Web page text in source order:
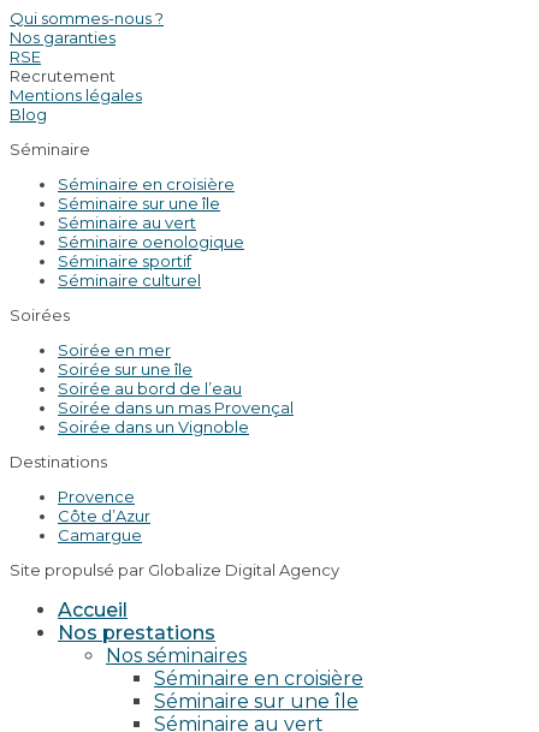
Qui sommes-nous ?
Nos garanties
RSE
Recrutement
Mentions légales
Blog
Séminaire
Séminaire en croisière
Séminaire sur une île
Séminaire au vert
Séminaire oenologique
Séminaire sportif
Séminaire culturel
Soirées
Soirée en mer
Soirée sur une île
Soirée au bord de l’eau
Soirée dans un mas Provençal
Soirée dans un Vignoble
Destinations
Provence
Côte d’Azur
Camargue
Site propulsé par Globalize Digital Agency
Accueil
Nos prestations
Nos séminaires
Séminaire en croisière
Séminaire sur une île
Séminaire au vert